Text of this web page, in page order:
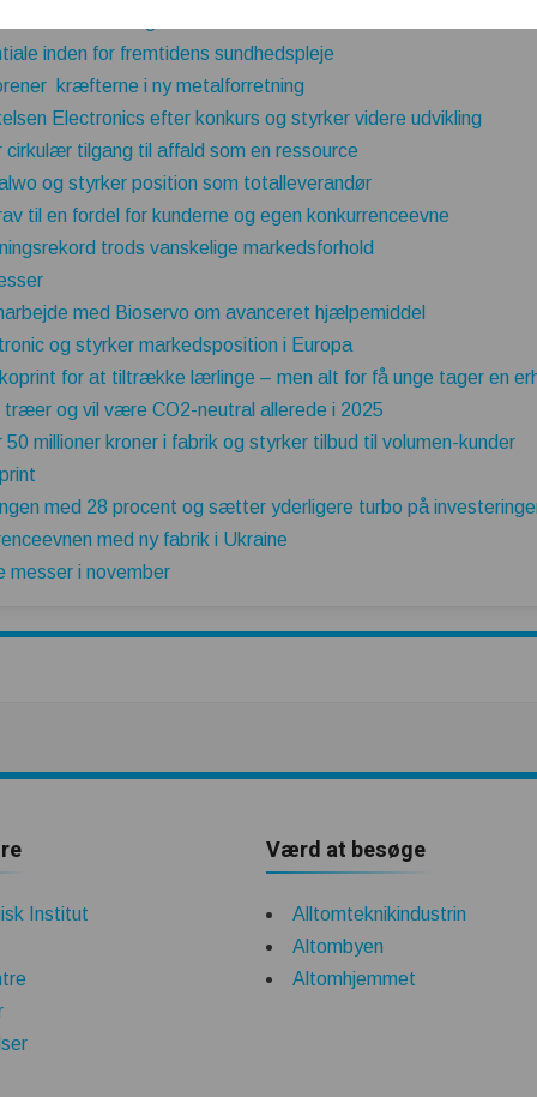
box-build løsninger
inden for fremtidens sundhedspleje
kræfterne i ny metalforretning
Electronics efter konkurs og styrker videre udvikling
cirkulær tilgang til affald som en ressource
og styrker position som totalleverandør
til en fordel for kunderne og egen konkurrenceevne
trods vanskelige markedsforhold
med Bioservo om avanceret hjælpemiddel
og styrker markedsposition i Europa
for at tiltrække lærlinge – men alt for få unge tager en
træer og vil være CO2-neutral allerede i 2025
millioner kroner i fabrik og styrker tilbud til volumen-kunder
med 28 procent og sætter yderligere turbo på
med ny fabrik i Ukraine
messer i november
Institut
Værd at besøge
Alltomteknikindustrin
Altombyen
Altomhjemmet